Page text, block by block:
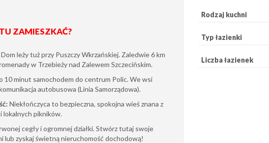
ZAMIESZKAĆ?
Dom leży tuż przy Puszczy Wkrzańskiej. Zaledwie 6 km
w Trzebieży nad Zalewem Szczecińskim.
10 minut samochodem do centrum Polic. We wsi
autobusowa (Linia Samorządowa).
Niekłończyca to bezpieczna, spokojna wieś znana z
lokalnych pikników.
cegły i ogromnej działki. Stwórz tutaj swoje
lub zyskaj świetną nieruchomość dochodową!
Rodzaj kuchni
Typ łazienki
Liczba łazienek